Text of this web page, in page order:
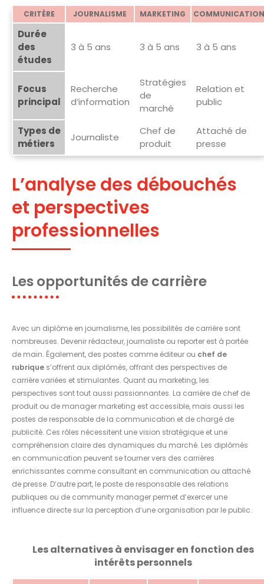
CRITÈRE JOURNALISME MARKETING COMMUNICATION
Durée
des
études
3 à 5 ans 3 à 5 ans 3 à 5 ans
Focus
principal
Recherche
d’information
Stratégies
de
marché
Relation et
public
Types de
métiers
Journaliste
Chef de
produit
Attaché de
presse
L’analyse des débouchés
et perspectives
professionnelles
Les opportunités de carrière
Avec un diplôme en journalisme, les possibilités de carrière sont
nombreuses. Devenir rédacteur, journaliste ou reporter est à portée
de main. Également, des postes comme éditeur ou chef de
rubrique s’offrent aux diplômés, offrant des perspectives de
carrière variées et stimulantes. Quant au marketing, les
perspectives sont tout aussi passionnantes. La carrière de chef de
produit ou de manager marketing est accessible, mais aussi les
postes de responsable de la communication et de chargé de
publicité. Ces rôles nécessitent une vision stratégique et une
compréhension claire des dynamiques du marché. Les diplômés
en communication peuvent se tourner vers des carrières
enrichissantes comme consultant en communication ou attaché
de presse. D’autre part, le poste de responsable des relations
publiques ou de community manager permet d’exercer une
influence directe sur la perception d’une organisation par le public.
Les alternatives à envisager en fonction des
intérêts personnels